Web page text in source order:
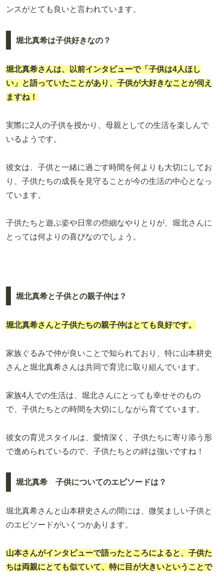
ンスがとても良いと言われています。
堀北真希は子供好きなの？
堀北真希さんは、以前インタビューで「子供は4人ほし
い」と語っていたことがあり、子供が大好きなことが伺え
ますね！
実際に2人の子供を授かり、母親としての生活を楽しんで
いるようです。
彼女は、子供と一緒に過ごす時間を何よりも大切にしてお
り、子供たちの成長を見守ることが今の生活の中心となっ
ています。
子供たちと遊ぶ姿や日常の些細なやりとりが、堀北さんに
とっては何よりの喜びなのでしょう。
堀北真希と子供との親子仲は？
堀北真希さんと子供たちの親子仲はとても良好です。
家族ぐるみで仲が良いことで知られており、特に山本耕史
さんと堀北真希さんは共同で育児に取り組んでいます。
家族4人での生活は、堀北さんにとっても幸せそのもの
で、子供たちとの時間を大切にしながら育てています。
彼女の育児スタイルは、愛情深く、子供たちに寄り添う形
で進められているので、子供たちとの絆は強いですね！
堀北真希 子供についてのエピソードは？
堀北真希さんと山本耕史さんの間には、微笑ましい子供と
のエピソードがいくつかあります。
山本さんがインタビューで語ったところによると、子供た
ちは両親にとても似ていて、特に目が大きいということで